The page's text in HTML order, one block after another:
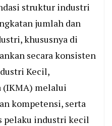
struktur industri
jumlah dan
khususnya di
secara konsisten
Kecil,
(IKMA) melalui
kompetensi, serta
pelaku industri kecil